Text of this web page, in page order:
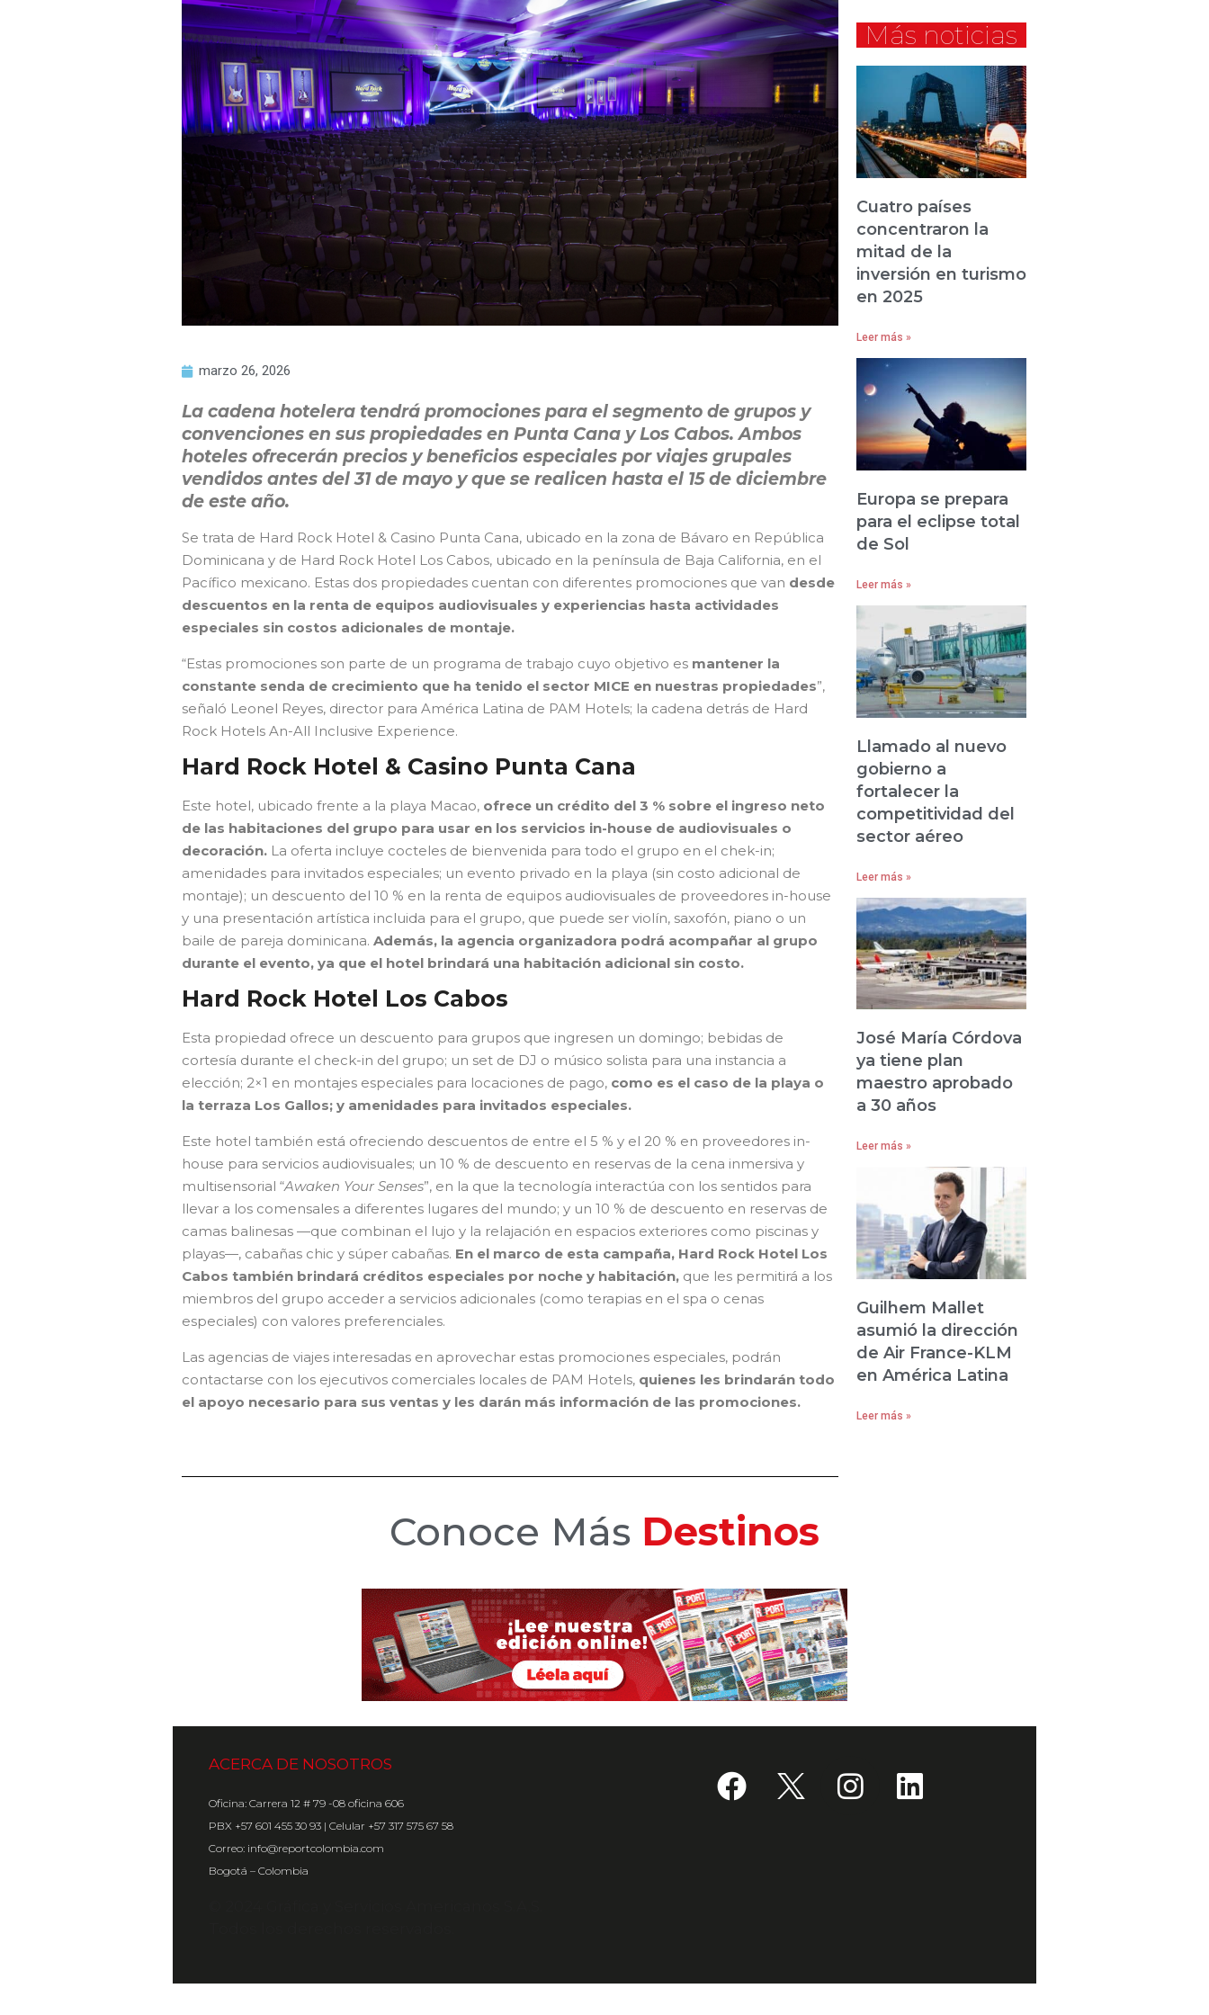
marzo 26, 2026
La cadena hotelera tendrá promociones para el segmento de grupos y
convenciones en sus propiedades en Punta Cana y Los Cabos. Ambos
hoteles ofrecerán precios y beneficios especiales por viajes grupales
vendidos antes del 31 de mayo y que se realicen hasta el 15 de diciembre
de este año.
Se trata de Hard Rock Hotel & Casino Punta Cana, ubicado en la zona de Bávaro en República
Dominicana y de Hard Rock Hotel Los Cabos, ubicado en la península de Baja California, en el
Pacífico mexicano. Estas dos propiedades cuentan con diferentes promociones que van desde
descuentos en la renta de equipos audiovisuales y experiencias hasta actividades
especiales sin costos adicionales de montaje.
“Estas promociones son parte de un programa de trabajo cuyo objetivo es mantener la
constante senda de crecimiento que ha tenido el sector MICE en nuestras propiedades”,
señaló Leonel Reyes, director para América Latina de PAM Hotels; la cadena detrás de Hard
Rock Hotels An-All Inclusive Experience.
Hard Rock Hotel & Casino Punta Cana
Este hotel, ubicado frente a la playa Macao, ofrece un crédito del 3 % sobre el ingreso neto
de las habitaciones del grupo para usar en los servicios in-house de audiovisuales o
decoración. La oferta incluye cocteles de bienvenida para todo el grupo en el chek-in;
amenidades para invitados especiales; un evento privado en la playa (sin costo adicional de
montaje); un descuento del 10 % en la renta de equipos audiovisuales de proveedores in-house
y una presentación artística incluida para el grupo, que puede ser violín, saxofón, piano o un
baile de pareja dominicana. Además, la agencia organizadora podrá acompañar al grupo
durante el evento, ya que el hotel brindará una habitación adicional sin costo.
Hard Rock Hotel Los Cabos
Esta propiedad ofrece un descuento para grupos que ingresen un domingo; bebidas de
cortesía durante el check-in del grupo; un set de DJ o músico solista para una instancia a
elección; 2×1 en montajes especiales para locaciones de pago, como es el caso de la playa o
la terraza Los Gallos; y amenidades para invitados especiales.
Este hotel también está ofreciendo descuentos de entre el 5 % y el 20 % en proveedores in-
house para servicios audiovisuales; un 10 % de descuento en reservas de la cena inmersiva y
multisensorial “Awaken Your Senses”, en la que la tecnología interactúa con los sentidos para
llevar a los comensales a diferentes lugares del mundo; y un 10 % de descuento en reservas de
camas balinesas —que combinan el lujo y la relajación en espacios exteriores como piscinas y
playas—, cabañas chic y súper cabañas. En el marco de esta campaña, Hard Rock Hotel Los
Cabos también brindará créditos especiales por noche y habitación, que les permitirá a los
miembros del grupo acceder a servicios adicionales (como terapias en el spa o cenas
especiales) con valores preferenciales.
Las agencias de viajes interesadas en aprovechar estas promociones especiales, podrán
contactarse con los ejecutivos comerciales locales de PAM Hotels, quienes les brindarán todo
el apoyo necesario para sus ventas y les darán más información de las promociones.
Más noticias
Cuatro países
concentraron la
mitad de la
inversión en turismo
en 2025
Leer más »
Europa se prepara
para el eclipse total
de Sol
Leer más »
Llamado al nuevo
gobierno a
fortalecer la
competitividad del
sector aéreo
Leer más »
José María Córdova
ya tiene plan
maestro aprobado
a 30 años
Leer más »
Guilhem Mallet
asumió la dirección
de Air France-KLM
en América Latina
Leer más »
Conoce MásHoteles
ACERCA DE NOSOTROS
Oficina: Carrera 12 # 79 -08 oficina 606
PBX +57 601 455 30 93 | Celular +57 317 575 67 58
Correo: info@reportcolombia.com
Bogotá – Colombia